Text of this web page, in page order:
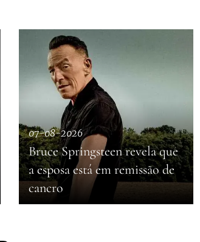
07-08-2026
Bruce Springsteen revela que
a esposa está em remissão de
cancro